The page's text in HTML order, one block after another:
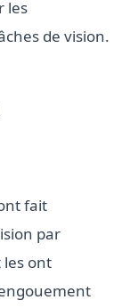
les
de vision.
fait
par
les ont